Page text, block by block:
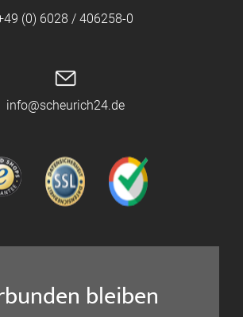
(0) 6028 / 406258-0
info@scheurich24.de
bleiben